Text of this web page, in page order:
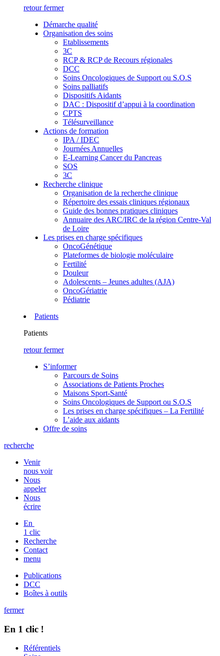
retour fermer
Démarche qualité
Organisation des soins
Etablissements
3C
RCP & RCP de Recours régionales
DCC
Soins Oncologiques de Support ou S.O.S
Soins palliatifs
Dispositifs Aidants
DAC : Dispositif d’appui à la coordination
CPTS
Télésurveillance
Actions de formation
IPA / IDEC
Journées Annuelles
E-Learning Cancer du Pancreas
SOS
3C
Recherche clinique
Organisation de la recherche clinique
Répertoire des essais cliniques régionaux
Guide des bonnes pratiques cliniques
Annuaire des ARC/IRC de la région Centre-Val
de Loire
Les prises en charge spécifiques
OncoGénétique
Plateformes de biologie moléculaire
Fertilité
Douleur
Adolescents – Jeunes adultes (AJA)
OncoGériatrie
Pédiatrie
Patients
Patients
retour fermer
S’informer
Parcours de Soins
Associations de Patients Proches
Maisons Sport-Santé
Soins Oncologiques de Support ou S.O.S
Les prises en charge spécifiques – La Fertilité
L’aide aux aidants
Offre de soins
recherche
Venir
nous voir
Nous
appeler
Nous
écrire
En
1 clic
Recherche
Contact
menu
Publications
DCC
Boîtes à outils
fermer
En 1 clic !
Référentiels